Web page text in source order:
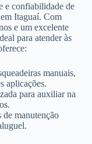
e confiabilidade de
Itaguaí. Com
e um excelente
para atender às
manuais,
aplicações.
para auxiliar na
de manutenção